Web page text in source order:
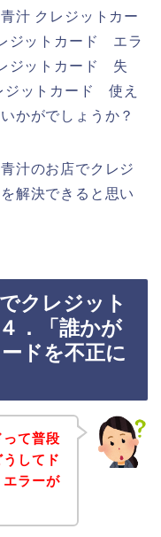
汁 クレジットカー
ジットカード エラ
ジットカード 失
ジットカード 使え
かがでしょうか？
汁のお店でクレジ
解決できると思い
クレジット
．「誰かが
ドを不正に
て普段
してド
エラーが